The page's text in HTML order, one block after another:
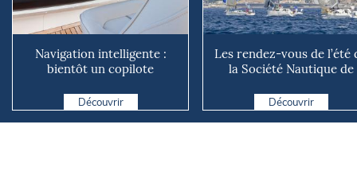
Navigation intelligente :
bientôt un copilote
Découvrir
Les rendez-vous de l’été
la Société Nautique de
Découvrir